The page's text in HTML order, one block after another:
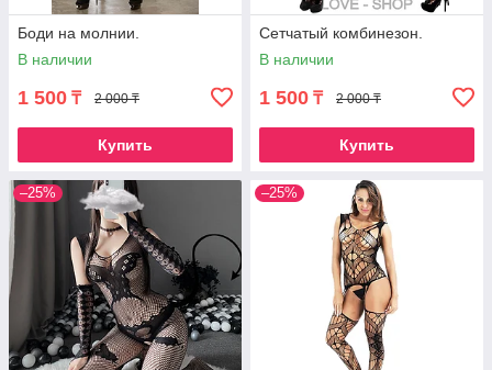
Боди на молнии.
В наличии
1 500 ₸ 2 000 ₸
Купить
Сетчатый комбинезон.
В наличии
1 500 ₸ 2 000 ₸
Купить
–25% –25%